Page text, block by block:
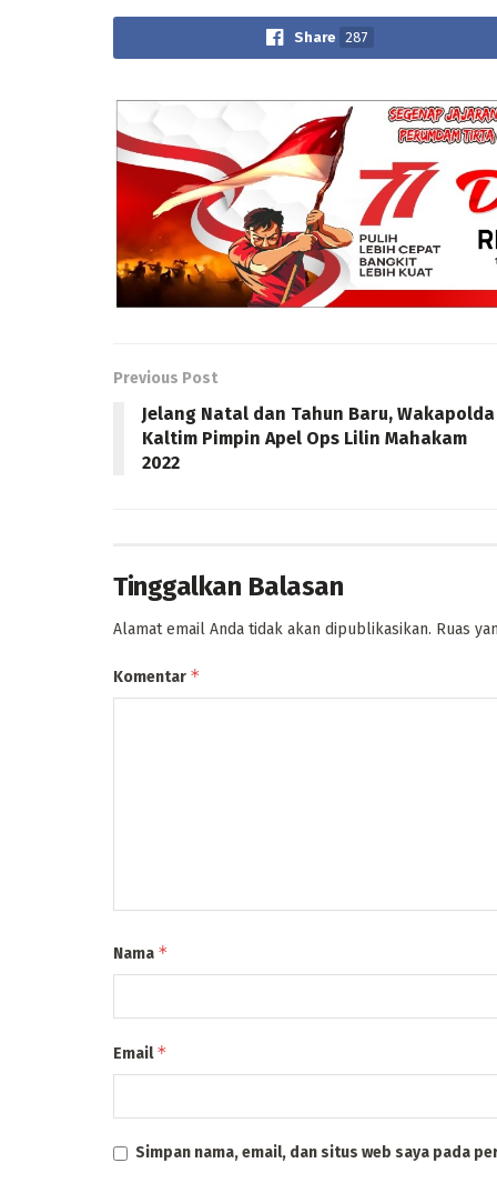
Share 287
Previous Post
Jelang Natal dan Tahun Baru, Wakapolda
Kaltim Pimpin Apel Ops Lilin Mahakam
2022
Tinggalkan Balasan
Alamat email Anda tidak akan dipublikasikan. Ruas
Komentar *
Nama *
Email*
Simpan nama, email, dan situs web saya pada